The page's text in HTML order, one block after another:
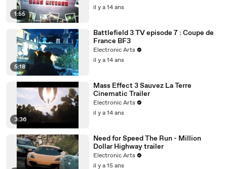
1:55
il y a 14 ans
5:18
Battlefield 3 TV episode 7 : Coupe de
France BF3
Electronic Arts
il y a 14 ans
3:36
Mass Effect 3 Sauvez La Terre
Cinematic Trailer
Electronic Arts
il y a 14 ans
Need for Speed The Run - Million
Dollar Highway trailer
Electronic Arts
il y a 15 ans